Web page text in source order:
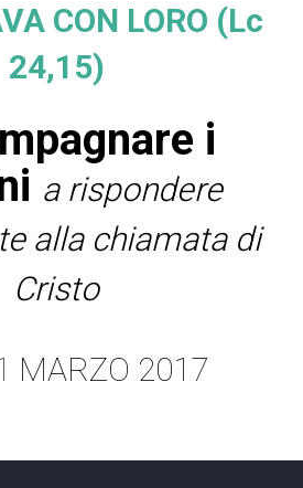
CON LORO (Lc
24,15)
i
a rispondere
alla chiamata di
Cristo
MARZO 2017